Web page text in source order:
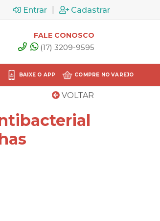
Entrar Cadastrar
FALE CONOSCO
(17) 3209-9595
BAIXE O APP COMPRE NO VAREJO
VOLTAR